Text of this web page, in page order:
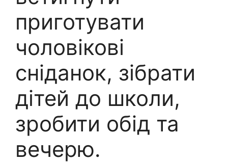
приготувати
чоловікові
сніданок, зібрати
дітей до школи,
зробити обід та
вечерю.